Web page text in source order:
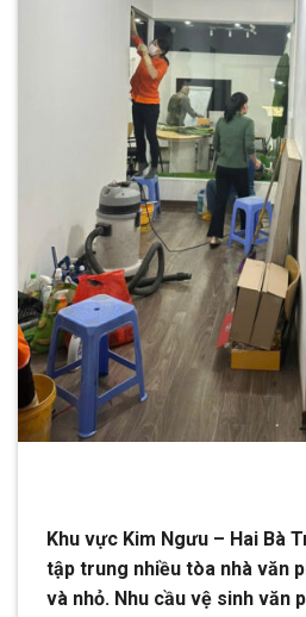
Khu vực Kim Ngưu – Hai Bà
tập trung nhiều tòa nhà văn
và nhỏ. Nhu cầu vệ sinh văn